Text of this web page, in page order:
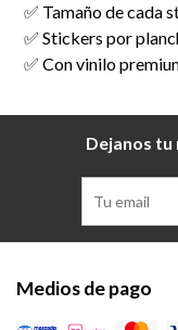
✅ Tamaño de cada
✅ Stickers por
✅ Con vinilo
Dejanos
Medios de pago